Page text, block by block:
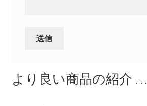
より良い商品の紹介 …